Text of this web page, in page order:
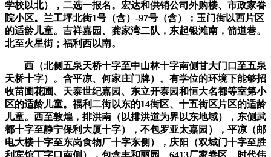
学校以北），二选一报名。宏达和供销公司外购楼、市政家眷
院小区。兰工坪北街1号（含）-97号（含）；玉门街以西片区
的适龄儿童。吉祥嘉园、龚家湾二队，东起银滩南，箭道巷。
北至火星街；福利西以南。
西（北侧五泉天桥十字至中山林十字南侧甘大门口至五泉
天桥十字）。含平凉、何家庄门牌）。有学位的环境下能够招
收苗圃花圃、天泰世纪嘉园、东立开泰园和恒大名都等室第小
区的适龄儿童。福利二街以东的14街区、十五街区片区的适龄
儿童。西至敦煌，排洪南（以排洪道为界以东地域），东侧武
都十字至静宁保利大厦十字），不包罗亚太嘉园），平凉（邮
电大楼十字至东岗食物厂十字东侧），庆阳（双城门十字至胜
利宾馆丁字口南侧），包含丰和丽园、6413厂家眷区、时代伟